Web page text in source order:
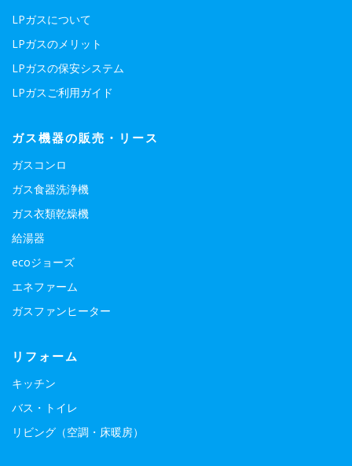
LPガスについて
LPガスのメリット
LPガスの保安システム
LPガスご利用ガイド
ガス機器の販売・リース
ガスコンロ
ガス食器洗浄機
ガス衣類乾燥機
給湯器
ecoジョーズ
エネファーム
ガスファンヒーター
リフォーム
キッチン
バス・トイレ
リビング（空調・床暖房）